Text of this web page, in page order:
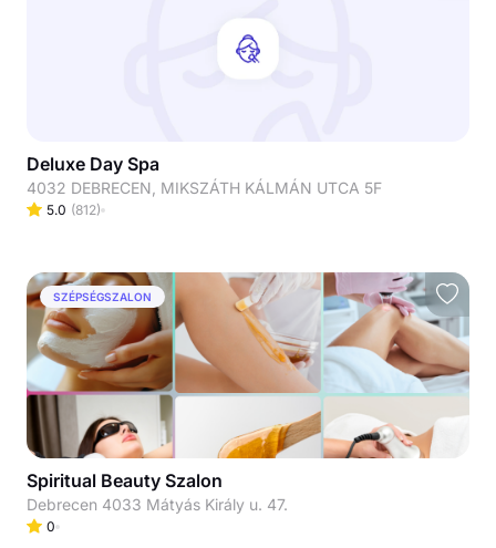
Deluxe Day Spa
4032 DEBRECEN, MIKSZÁTH KÁLMÁN UTCA 5F
5.0 (812)
SZÉPSÉGSZALON
Spiritual Beauty Szalon
Debrecen 4033 Mátyás Király u. 47.
0